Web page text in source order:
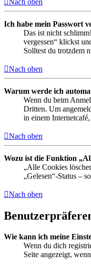
Nach oben
Ich habe mein Passwort
Das ist nicht
vergessen“ klickst
Solltest du trotzdem
Nach oben
Warum werde ich
Wenn du beim
Dritten. Um
in einem
Nach oben
Wozu ist die Funktion
„Alle Cookies
„Gelesen“-Status –
Nach oben
Wie kann ich meine
Wenn du dich
Seite angezeigt,